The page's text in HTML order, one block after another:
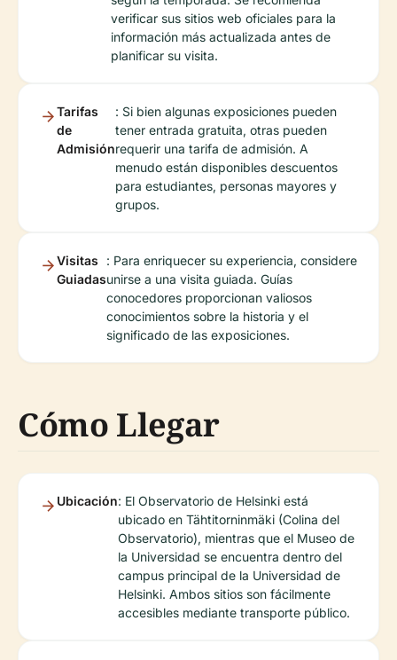
verificar sus sitios web oficiales para la
información más actualizada antes de
planificar su visita.
Tarifas
de
Admisión
: Si bien algunas exposiciones pueden
tener entrada gratuita, otras pueden
requerir una tarifa de admisión. A
menudo están disponibles descuentos
para estudiantes, personas mayores y
grupos.
Visitas
Guiadas
: Para enriquecer su experiencia, considere
unirse a una visita guiada. Guías
conocedores proporcionan valiosos
conocimientos sobre la historia y el
significado de las exposiciones.
Cómo Llegar
Ubicación: El Observatorio de Helsinki está
ubicado en Tähtitorninmäki (Colina del
Observatorio), mientras que el Museo de
la Universidad se encuentra dentro del
campus principal de la Universidad de
Helsinki. Ambos sitios son fácilmente
accesibles mediante transporte público.